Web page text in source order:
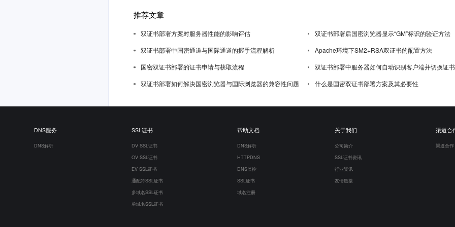
推荐文章
双证书部署方案对服务器性能的影响评估
双证书部署后国密浏览器显示“GM”标识的验证方法
双证书部署中国密通道与国际通道的握手流程解析
Apache环境下SM2+RSA双证书的配置方法
国密双证书部署的证书申请与获取流程
双证书部署中服务器如何自动识别客户端并切换证书
双证书部署如何解决国密浏览器与国际浏览器的兼容性问题
什么是国密双证书部署方案及其必要性
DNS服务
DNS解析
SSL证书
DV SSL证书
OV SSL证书
EV SSL证书
通配符SSL证书
多域名SSL证书
单域名SSL证书
帮助文档
DNS解析
HTTPDNS
DNS监控
SSL证书
域名注册
关于我们
公司简介
SSL证书资讯
行业资讯
友情链接
渠道合
渠道合作